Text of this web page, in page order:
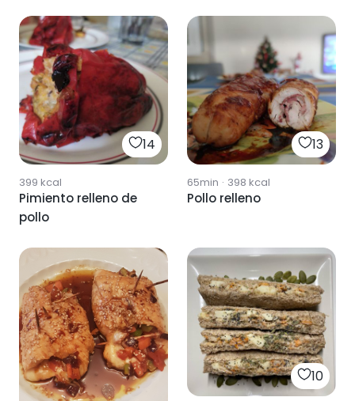
14
399 kcal
Pimiento relleno de
pollo
13
65min · 398 kcal
Pollo relleno
10